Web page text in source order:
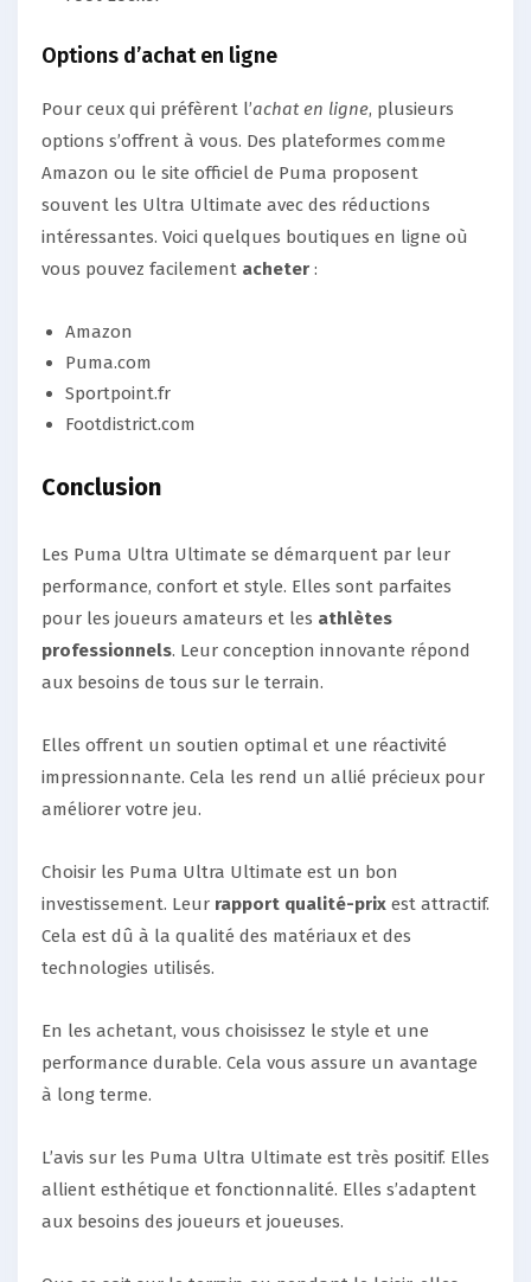
Options d’achat en ligne
Pour ceux qui préfèrent l’achat en ligne, plusieurs
options s’offrent à vous. Des plateformes comme
Amazon ou le site officiel de Puma proposent
souvent les Ultra Ultimate avec des réductions
intéressantes. Voici quelques boutiques en ligne où
vous pouvez facilement acheter :
Amazon
Puma.com
Sportpoint.fr
Footdistrict.com
Conclusion
Les Puma Ultra Ultimate se démarquent par leur
performance, confort et style. Elles sont parfaites
pour les joueurs amateurs et les athlètes
professionnels. Leur conception innovante répond
aux besoins de tous sur le terrain.
Elles offrent un soutien optimal et une réactivité
impressionnante. Cela les rend un allié précieux pour
améliorer votre jeu.
Choisir les Puma Ultra Ultimate est un bon
investissement. Leur rapport qualité-prix est attractif.
Cela est dû à la qualité des matériaux et des
technologies utilisés.
En les achetant, vous choisissez le style et une
performance durable. Cela vous assure un avantage
à long terme.
L’avis sur les Puma Ultra Ultimate est très positif. Elles
allient esthétique et fonctionnalité. Elles s’adaptent
aux besoins des joueurs et joueuses.